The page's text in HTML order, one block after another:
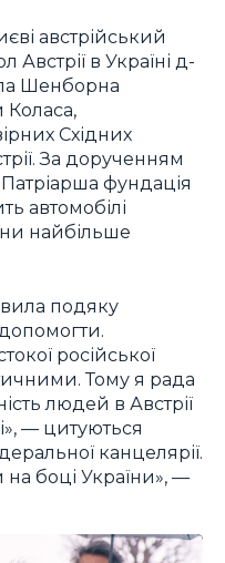
австрійський
в Україні д-
Шенборна
Східних
За дорученням
фундація
автомобілі
найбільше
подяку
допомогти.
російської
Тому я рада
людей в Австрії
— цитуються
канцелярії.
на боці України», —